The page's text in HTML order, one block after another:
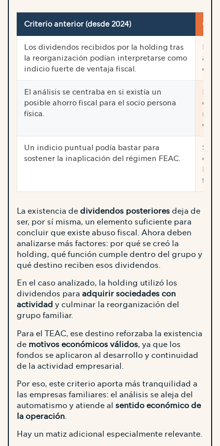
Criterio anterior (desde 2024)
Los dividendos recibidos por la holding tras
la reorganización podían interpretarse como
indicio fuerte de ventaja fiscal.
Los
de
El análisis se centraba en si existía un
posible ahorro fiscal para el socio persona
física.
El
Un indicio puntual podía bastar para
sostener la inaplicación del régimen FEAC.
Se
La existencia dedividendos posterioresdeja de
ser, por sí misma, un elemento suficiente para
concluir que existe abuso fiscal. Ahora deben
analizarse más factores: por qué se creó la
holding, qué función cumple dentro del grupo y
qué destino reciben esos dividendos.
En el caso analizado, la holding utilizó los
dividendos para adquirir sociedades con
actividad y culminar la reorganización del
grupo familiar.
Para el TEAC, ese destino reforzaba la existencia
de motivos económicos válidos, ya que los
fondos se aplicaron al desarrollo y continuidad
de la actividad empresarial.
Por eso, este criterio aporta más tranquilidad a
las empresas familiares: el análisis se aleja del
automatismo y atiende al sentido económico de
la operación.
Hay un matiz adicional especialmente relevante.